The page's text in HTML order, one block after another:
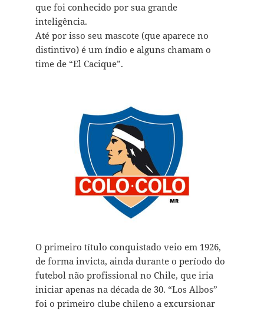
que foi conhecido por sua grande
inteligência.
Até por isso seu mascote (que aparece no
distintivo) é um índio e alguns chamam o
time de “El Cacique”.
O primeiro título conquistado veio em 1926,
de forma invicta, ainda durante o período do
futebol não profissional no Chile, que iria
iniciar apenas na década de 30. “Los Albos”
foi o primeiro clube chileno a excursionar